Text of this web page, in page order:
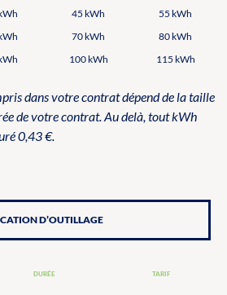
45 kWh
55 kWh
70 kWh
80 kWh
100 kWh 115 kWh
dans votre contrat dépend de la taille
de votre contrat. Au delà, tout kWh
0,43 €.
D’OUTILLAGE
DURÉE TARIF